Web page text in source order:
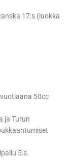
17:s (luokka
50cc
ja Turun
5:s.